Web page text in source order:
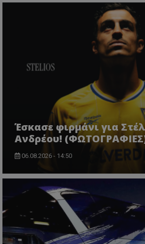
Έσκασε φιρμάνι για
Ανδρέου!
06.08.2026 - 14:50